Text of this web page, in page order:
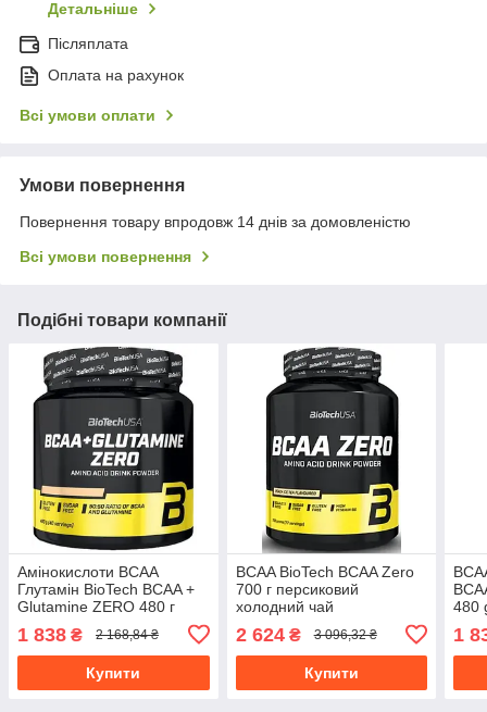
Детальніше
Післяплата
Оплата на рахунок
Всі умови оплати
Умови повернення
Повернення товару впродовж 14 днів за домовленістю
Всі умови повернення
Подібні товари компанії
Амінокислоти BCAA
Глутамін BioTech BCAA +
Glutamine ZERO 480 г
1 838 ₴ 2 168,84 ₴
Купити
BCAA BioTech BCAA Zero
700 г персиковий
холодний чай
2 624₴ 3 096,32 ₴
Купити
480
1